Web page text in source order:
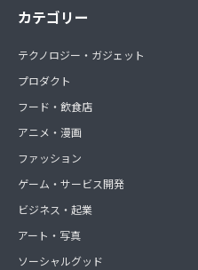
カテゴリー
テクノロジー・ガジェット
プロダクト
フード・飲食店
アニメ・漫画
ファッション
ゲーム・サービス開発
ビジネス・起業
アート・写真
ソーシャルグッド